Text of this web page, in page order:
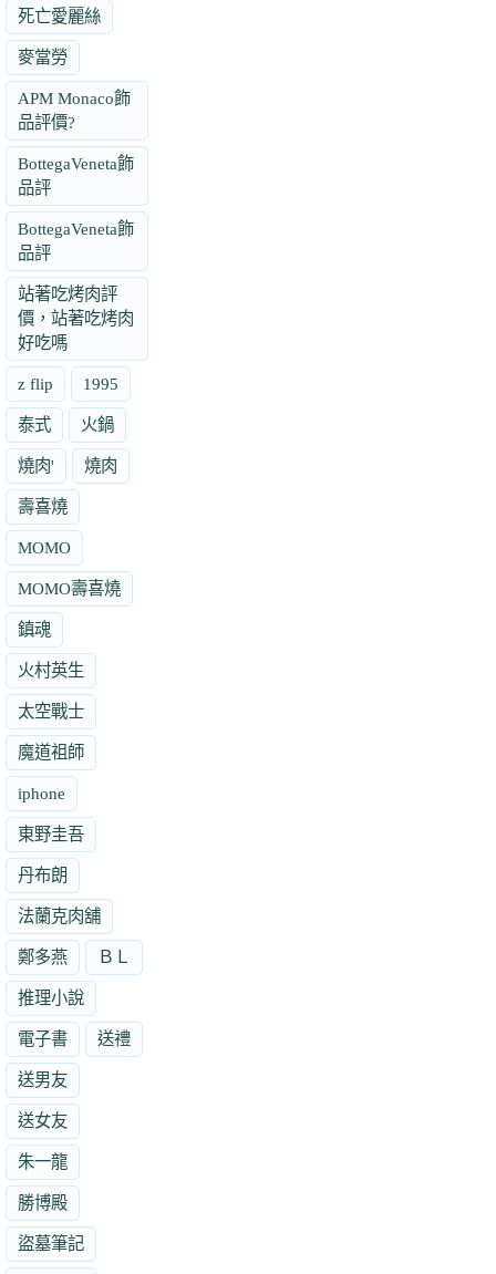
死亡愛麗絲
麥當勞
APM Monaco飾
品評價?
BottegaVeneta飾
品評
BottegaVeneta飾
品評
站著吃烤肉評
價，站著吃烤肉
好吃嗎
z flip 1995
泰式 火鍋
燒肉' 燒肉
壽喜燒
MOMO
MOMO壽喜燒
鎮魂
火村英生
太空戰士
魔道祖師
iphone
東野圭吾
丹布朗
法蘭克肉舖
鄭多燕 ＢＬ
推理小說
電子書 送禮
送男友
送女友
朱一龍
勝博殿
盜墓筆記